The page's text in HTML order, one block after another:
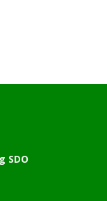
SDO